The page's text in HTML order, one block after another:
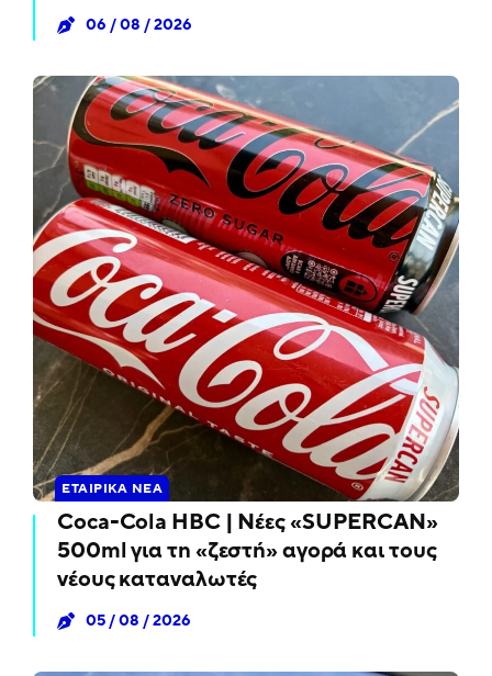
06 / 08 / 2026
ΕΤΑΙΡΙΚΆ ΝΈΑ
Coca-Cola HBC | Νέες «SUPERCAN»
500ml για τη «ζεστή» αγορά και τους
νέους καταναλωτές
05 / 08 / 2026